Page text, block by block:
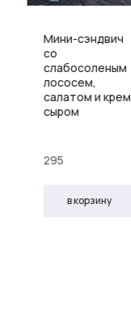
Мини-сэндвич
со
слабосоленым
лососем,
салатом и крем
сыром
295
в корзину